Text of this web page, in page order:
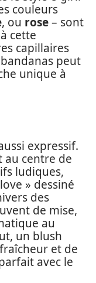
couleurs
, ou rose– sont
cette
capillaires
peut
unique à
expressif.
au centre de
ludiques,
» dessiné
des
de mise,
au
un blush
et de
avec le